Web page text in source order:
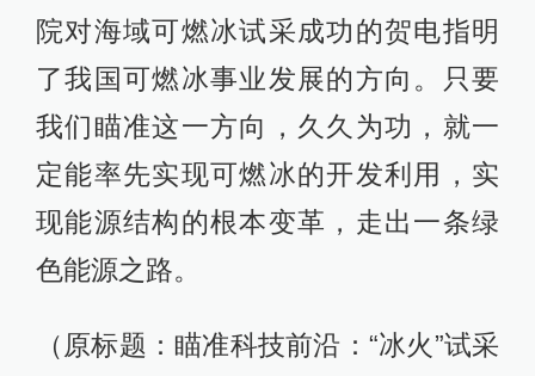
院对海域可燃冰试采成功的贺电指明
了我国可燃冰事业发展的方向。只要
我们瞄准这一方向，久久为功，就一
定能率先实现可燃冰的开发利用，实
现能源结构的根本变革，走出一条绿
色能源之路。
（原标题：瞄准科技前沿：“冰火”试采